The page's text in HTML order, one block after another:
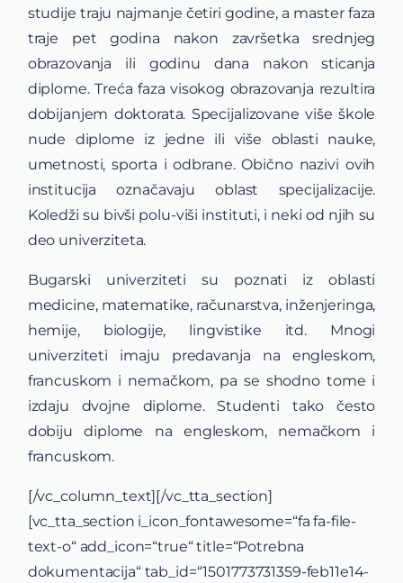
studije traju najmanje četiri godine, a master faza
traje pet godina nakon završetka srednjeg
obrazovanja ili godinu dana nakon sticanja
diplome. Treća faza visokog obrazovanja rezultira
dobijanjem doktorata. Specijalizovane više škole
nude diplome iz jedne ili više oblasti nauke,
umetnosti, sporta i odbrane. Obično nazivi ovih
institucija označavaju oblast specijalizacije.
Koledži su bivši polu-viši instituti, i neki od njih su
deo univerziteta.
Bugarski univerziteti su poznati iz oblasti
medicine, matematike, računarstva, inženjeringa,
hemije, biologije, lingvistike itd. Mnogi
univerziteti imaju predavanja na engleskom,
francuskom i nemačkom, pa se shodno tome i
izdaju dvojne diplome. Studenti tako često
dobiju diplome na engleskom, nemačkom i
francuskom.
[/vc_column_text][/vc_tta_section]
[vc_tta_section i_icon_fontawesome=“fa fa-file-
text-o“ add_icon=“true“ title=“Potrebna
dokumentacija“ tab_id=“1501773731359-feb11e14-